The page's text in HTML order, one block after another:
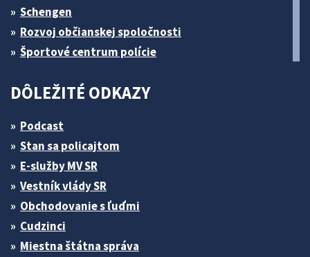
Schengen
Rozvoj občianskej spoločnosti
Športové centrum polície
DÔLEŽITÉ ODKAZY
Podcast
Stan sa policajtom
E-služby MV SR
Vestník vlády SR
Obchodovanie s ľuďmi
Cudzinci
Miestna štátna správa